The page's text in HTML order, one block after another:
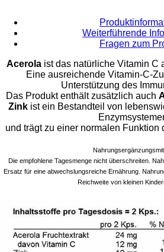
Weiterführende
Fragen zum
Acerola ist das natürliche Vitamin C
Eine ausreichende Vitamin-C-
Unterstützung des
Das Produkt enthält zusätzlich auch
Zink ist ein Bestandteil von
und trägt zu einer normalen Funktion
Die empfohlene Tagesmenge nicht überschreiten.
Ersatz für eine abwechslungsreiche Ernährung.
Reichweite von kleinen